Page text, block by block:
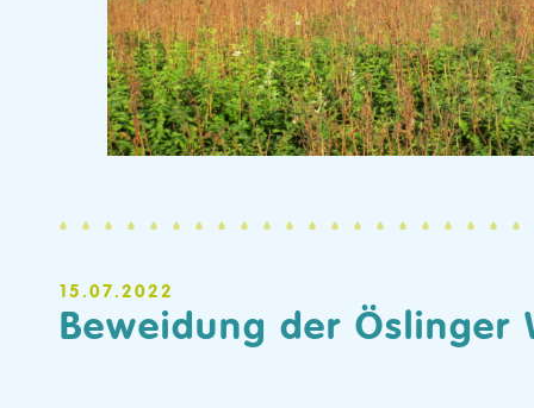
15.07.2022
Beweidung der Öslinger